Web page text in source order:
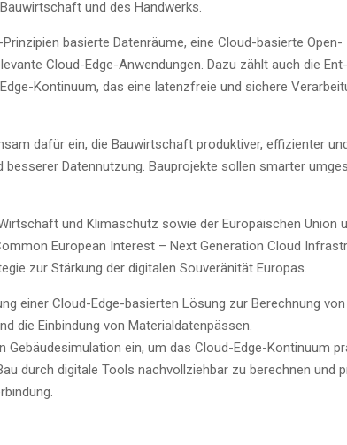
und des Handwerks.
basier­te Daten­räu­me, eine Cloud-basier­te Open-
Cloud-Edge-Anwen­dun­gen. Dazu zählt auch die Ent­
Kon­ti­nu­um, das eine latenz­freie und siche­re
dafür ein, die Bau­wirt­schaft pro­duk­ti­ver, effi­zi­en­ter
Daten­nut­zung. Bau­pro­jek­te sol­len smar­ter
und Kli­ma­schutz sowie der Euro­päi­schen Uni­on
Euro­pean Inte­rest – Next Gene­ra­ti­on Cloud
zur Stär­kung der digi­ta­len Sou­ve­rä­ni­tät Europas.
einer Cloud-Edge-basier­ten Lösung zur Berech­nung von
die Ein­bin­dung von Mate­ri­al­da­ten­päs­sen.
ein, um das Cloud-Edge-Kon­ti­nu­um
durch digi­ta­le Tools nach­voll­zieh­bar zu berech­nen und